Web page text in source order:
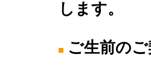
します。
ご生前の